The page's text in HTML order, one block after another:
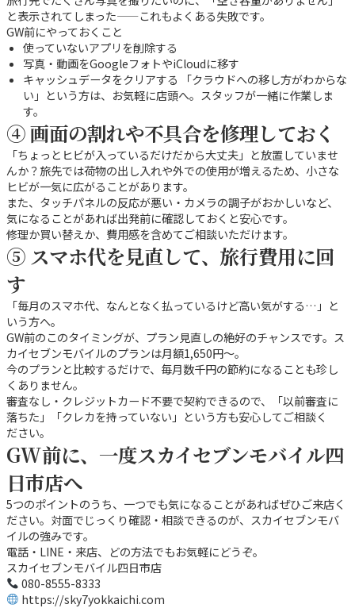
と表示されてしまった——これもよくある失敗です。
GW前にやっておくこと
使っていないアプリを削除する
写真・動画をGoogleフォトやiCloudに移す
キャッシュデータをクリアする 「クラウドへの移し方がわからな
い」という方は、お気軽に店頭へ。スタッフが一緒に作業しま
す。
④ 画面の割れや不具合を修理しておく
「ちょっとヒビが入っているだけだから大丈夫」と放置していませ
んか？旅先では荷物の出し入れや外での使用が増えるため、小さな
ヒビが一気に広がることがあります。
また、タッチパネルの反応が悪い・カメラの調子がおかしいなど、
気になることがあれば出発前に確認しておくと安心です。
修理か買い替えか、費用感を含めてご相談いただけます。
⑤ スマホ代を見直して、旅行費用に回
す
「毎月のスマホ代、なんとなく払っているけど高い気がする…」と
いう方へ。
GW前のこのタイミングが、プラン見直しの絶好のチャンスです。ス
カイセブンモバイルのプランは月額1,650円〜。
今のプランと比較するだけで、毎月数千円の節約になることも珍し
くありません。
審査なし・クレジットカード不要で契約できるので、「以前審査に
落ちた」「クレカを持っていない」という方も安心してご相談く
ださい。
GW前に、一度スカイセブンモバイル四
日市店へ
5つのポイントのうち、一つでも気になることがあればぜひご来店く
ださい。対面でじっくり確認・相談できるのが、スカイセブンモバ
イルの強みです。
電話・LINE・来店、どの方法でもお気軽にどうぞ。
スカイセブンモバイル四日市店
080-8555-8333
https://sky7yokkaichi.com